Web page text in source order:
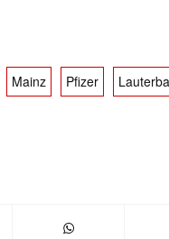
Mainz Pfizer